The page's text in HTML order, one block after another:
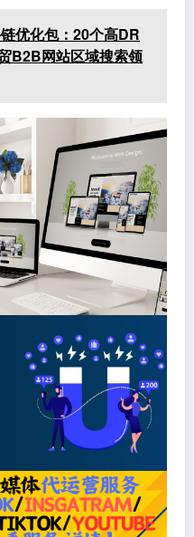
优化包：20个高DR
B2B网站区域搜索领